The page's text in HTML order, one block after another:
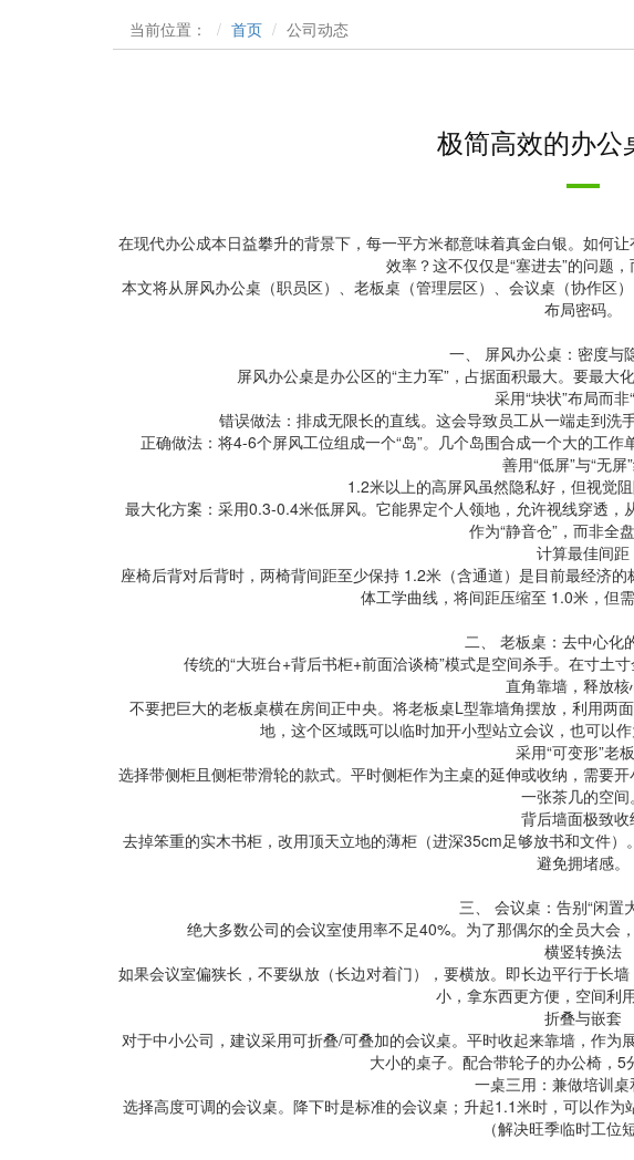
当前位置： 首页 公司动态
极简高效的办公
在现代办公成本日益攀升的背景下，每一平方米都意味着真金白银。如何
效率？这不仅仅是“塞进去”的问题，
本文将从屏风办公桌（职员区）、老板桌（管理层区）、会议桌（协作区
布局密码。
一、 屏风办公桌：密度与
屏风办公桌是办公区的“主力军”，占据面积最大。要最大
采用“块状”布局而非
错误做法：排成无限长的直线。这会导致员工从一端走到洗
正确做法：将4-6个屏风工位组成一个“岛”。几个岛围合成一个大的工
善用“低屏”与“无屏
1.2米以上的高屏风虽然隐私好，但视觉
最大化方案：采用0.3-0.4米低屏风。它能界定个人领地，允许视线穿透
作为“静音仓”，而非全
计算最佳间距
座椅后背对后背时，两椅背间距至少保持 1.2米（含通道）是目前最经济
体工学曲线，将间距压缩至 1.0米，但
二、 老板桌：去中心化
传统的“大班台+背后书柜+前面洽谈椅”模式是空间杀手。在寸土
直角靠墙，释放核
不要把巨大的老板桌横在房间正中央。将老板桌L型靠墙角摆放，利用两
地，这个区域既可以临时加开小型站立会议，也可以作
采用“可变形”老
选择带侧柜且侧柜带滑轮的款式。平时侧柜作为主桌的延伸或收纳，需要
一张茶几的空间。
背后墙面极致收
去掉笨重的实木书柜，改用顶天立地的薄柜（进深35cm足够放书和文件
避免拥堵感。
三、 会议桌：告别“闲置
绝大多数公司的会议室使用率不足40%。为了那偶尔的全员大会
横竖转换法
如果会议室偏狭长，不要纵放（长边对着门），要横放。即长边平行于长
小，拿东西更方便，空间利
折叠与嵌套
对于中小公司，建议采用可折叠/可叠加的会议桌。平时收起来靠墙，作
大小的桌子。配合带轮子的办公椅，5
一桌三用：兼做培训桌
选择高度可调的会议桌。降下时是标准的会议桌；升起1.1米时，可以作
（解决旺季临时工位